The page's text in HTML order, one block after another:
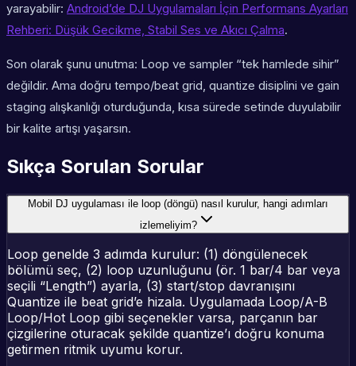
yarayabilir: Android’de DJ Uygulamaları İçin Performans Ayarları
Rehberi: Düşük Gecikme, Stabil Ses ve Akıcı Çalma.
Son olarak şunu unutma: Loop ve sampler “tek hamlede sihir”
değildir. Ama doğru tempo/beat grid, quantize disiplini ve gain
staging alışkanlığı oturduğunda, kısa sürede setinde duyulabilir
bir kalite artışı yaşarsın.
Sıkça Sorulan Sorular
Mobil DJ uygulaması ile loop (döngü) nasıl kurulur, hangi adımları
izlemeliyim?
Loop genelde 3 adımda kurulur: (1) döngülenecek
bölümü seç, (2) loop uzunluğunu (ör. 1 bar/4 bar veya
seçili “Length”) ayarla, (3) start/stop davranışını
Quantize ile beat grid’e hizala. Uygulamada Loop/A-B
Loop/Hot Loop gibi seçenekler varsa, parçanın bar
çizgilerine oturacak şekilde quantize’ı doğru konuma
getirmen ritmik uyumu korur.